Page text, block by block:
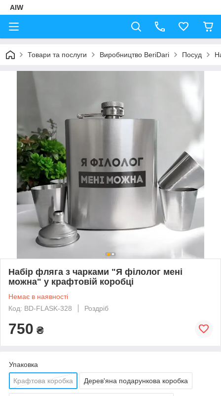
AIW
Товари та послуги Виробництво BeriDari Посуд
Набір фляга з чарками "Я філолог мені
можна" у крафтовій коробці
Немає в наявності
Код: BD-FLASK-328
Роздріб
750 ₴
Упаковка
Крафтова коробка Дерев'яна подарункова коробка